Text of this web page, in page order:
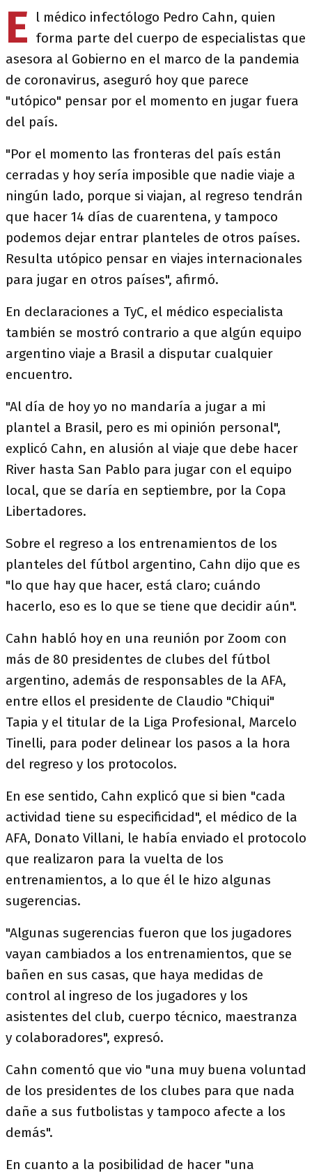
E
l médico infectólogo Pedro Cahn, quien
forma parte del cuerpo de especialistas que
asesora al Gobierno en el marco de la pandemia
de coronavirus, aseguró hoy que parece
"utópico" pensar por el momento en jugar fuera
del país.
"Por el momento las fronteras del país están
cerradas y hoy sería imposible que nadie viaje a
ningún lado, porque si viajan, al regreso tendrán
que hacer 14 días de cuarentena, y tampoco
podemos dejar entrar planteles de otros países.
Resulta utópico pensar en viajes internacionales
para jugar en otros países", afirmó.
En declaraciones a TyC, el médico especialista
también se mostró contrario a que algún equipo
argentino viaje a Brasil a disputar cualquier
encuentro.
"Al día de hoy yo no mandaría a jugar a mi
plantel a Brasil, pero es mi opinión personal",
explicó Cahn, en alusión al viaje que debe hacer
River hasta San Pablo para jugar con el equipo
local, que se daría en septiembre, por la Copa
Libertadores.
Sobre el regreso a los entrenamientos de los
planteles del fútbol argentino, Cahn dijo que es
"lo que hay que hacer, está claro; cuándo
hacerlo, eso es lo que se tiene que decidir aún".
Cahn habló hoy en una reunión por Zoom con
más de 80 presidentes de clubes del fútbol
argentino, además de responsables de la AFA,
entre ellos el presidente de Claudio "Chiqui"
Tapia y el titular de la Liga Profesional, Marcelo
Tinelli, para poder delinear los pasos a la hora
del regreso y los protocolos.
En ese sentido, Cahn explicó que si bien "cada
actividad tiene su especificidad", el médico de la
AFA, Donato Villani, le había enviado el protocolo
que realizaron para la vuelta de los
entrenamientos, a lo que él le hizo algunas
sugerencias.
"Algunas sugerencias fueron que los jugadores
vayan cambiados a los entrenamientos, que se
bañen en sus casas, que haya medidas de
control al ingreso de los jugadores y los
asistentes del club, cuerpo técnico, maestranza
y colaboradores", expresó.
Cahn comentó que vio "una muy buena voluntad
de los presidentes de los clubes para que nada
dañe a sus futbolistas y tampoco afecte a los
demás".
En cuanto a la posibilidad de hacer "una